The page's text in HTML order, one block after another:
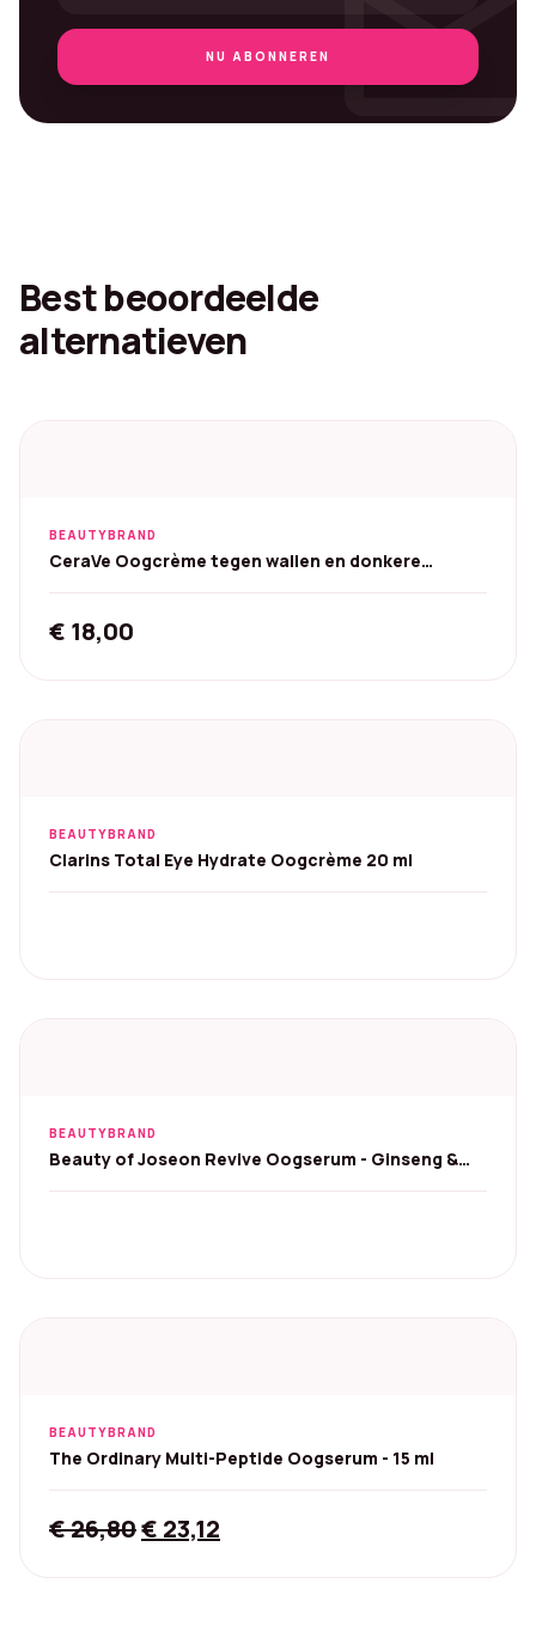
NU ABONNEREN
Best beoordeelde
alternatieven
BEAUTYBRAND
CeraVe Oogcrème tegen wallen en donkere
€ 18,00
BEAUTYBRAND
Clarins Total Eye Hydrate Oogcrème 20 ml
BEAUTYBRAND
Beauty of Joseon Revive Oogserum - Ginseng &
BEAUTYBRAND
The Ordinary Multi-Peptide Oogserum - 15 ml
€26,80Original
€ 23,12